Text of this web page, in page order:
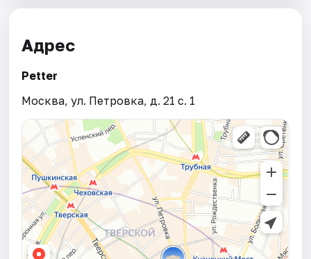
Адрес
Petter
Москва, ул. Петровка, д. 21 с. 1